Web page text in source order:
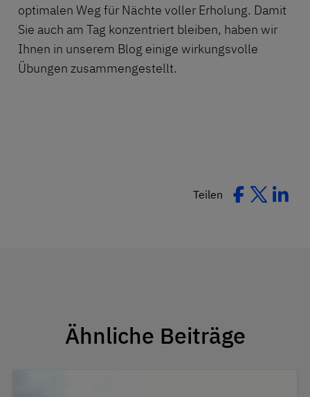
optimalen Weg für Nächte voller Erholung. Damit
Sie auch am Tag konzentriert bleiben, haben wir
Ihnen in unserem Blog einige wirkungsvolle
Übungen zusammengestellt.
Teilen
Ähnliche Beiträge